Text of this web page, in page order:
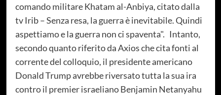
comando militare Khatam al-Anbiya, citato dalla
tv Irib – Senza resa, la guerra è inevitabile. Quindi
aspettiamo e la guerra non ci spaventa". Intanto,
secondo quanto riferito da Axios che cita fonti al
corrente del colloquio, il presidente americano
Donald Trump avrebbe riversato tutta la sua ira
contro il premier israeliano Benjamin Netanyahu